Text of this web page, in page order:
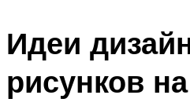
Идеи
рисунков